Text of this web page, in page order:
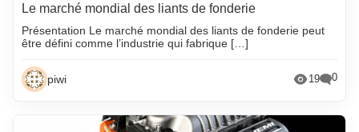
Le marché mondial des liants de fonderie
Présentation Le marché mondial des liants de fonderie peut
être défini comme l’industrie qui fabrique […]
piwi 19 0